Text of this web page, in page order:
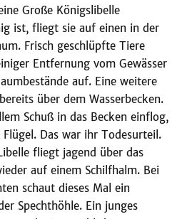
Große Königslibelle
ist, fliegt sie auf einen in der
Frisch geschlüpfte Tiere
Entfernung vom Gewässer
auf. Eine weitere
über dem Wasserbecken.
Schuß in das Becken einflog,
Das war ihr Todesurteil.
fliegt jagend über das
auf einem Schilfhalm. Bei
schaut dieses Mal ein
Spechthöhle. Ein junges